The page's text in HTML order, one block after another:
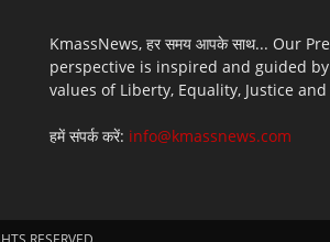
KmassNews, हर समय आपके साथ... Our
perspective is inspired and guided
values of Liberty, Equality, Justice
हमें संपर्क करें: info@kmassnews.com